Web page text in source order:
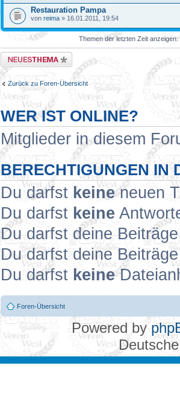
Restauration Pampa
von reima » 16.01.2011, 19:54
Themen der letzten Zeit anzeigen:
Neues Thema erstellen
Zurück zu Foren-Übersicht
WER IST ONLINE?
Mitglieder in diesem
BERECHTIGUNGEN IN
Du darfst keineneuen
Du darfst keine
Du darfst deine
Du darfst deine
Du darfst keine
Foren-Übersicht
Powered by